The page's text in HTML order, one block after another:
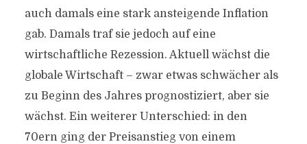
auch damals eine stark ansteigende Inflation
gab. Damals traf sie jedoch auf eine
wirtschaftliche Rezession. Aktuell wächst die
globale Wirtschaft – zwar etwas schwächer als
zu Beginn des Jahres prognostiziert, aber sie
wächst. Ein weiterer Unterschied: in den
70ern ging der Preisanstieg von einem